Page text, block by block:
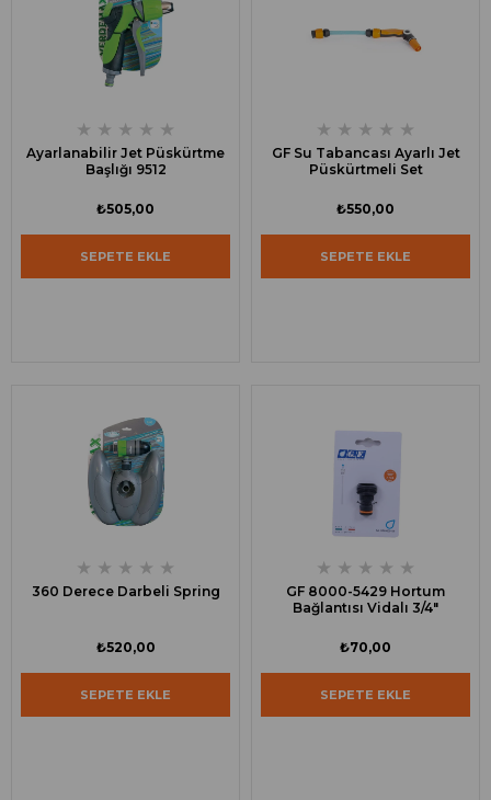
★ ★ ★ ★ ★
Ayarlanabilir Jet Püskürtme
Başlığı 9512
₺505,00
SEPETE EKLE
★ ★ ★ ★ ★
GF Su Tabancası Ayarlı Jet
Püskürtmeli Set
₺550,00
SEPETE EKLE
★ ★ ★ ★ ★
360 Derece Darbeli Spring
₺520,00
SEPETE EKLE
★ ★ ★ ★ ★
GF 8000-5429 Hortum
Bağlantısı Vidalı 3/4"
₺70,00
SEPETE EKLE